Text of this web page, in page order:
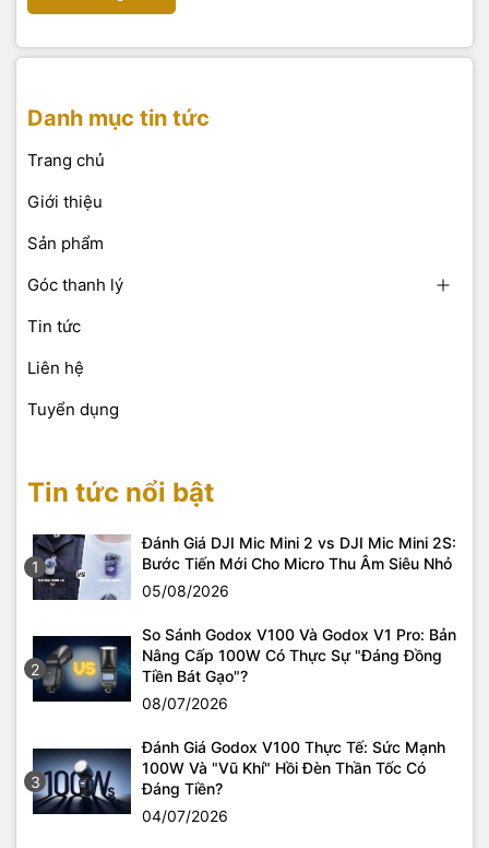
Danh mục tin tức
Trang chủ
Giới thiệu
Sản phẩm
Góc thanh lý
Tin tức
Liên hệ
Tuyển dụng
Tin tức nổi bật
1
Đánh Giá DJI Mic Mini 2 vs DJI Mic Mini 2S:
Bước Tiến Mới Cho Micro Thu Âm Siêu Nhỏ
05/08/2026
2
So Sánh Godox V100 Và Godox V1 Pro: Bản
Nâng Cấp 100W Có Thực Sự "Đáng Đồng
Tiền Bát Gạo"?
08/07/2026
3
Đánh Giá Godox V100 Thực Tế: Sức Mạnh
100W Và "Vũ Khí" Hồi Đèn Thần Tốc Có
Đáng Tiền?
04/07/2026